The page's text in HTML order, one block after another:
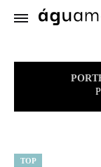
TOP